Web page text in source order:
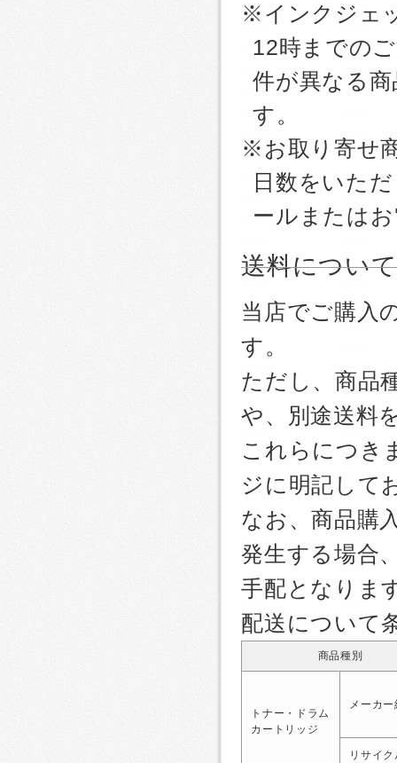
※インクジェ
12時までの
件が異なる
す。
※お取り寄せ
日数をいた
ールまたは
送料について
当店でご購入
す。
ただし、商品
や、別途送料
これらにつき
ジに明記して
なお、商品購
発生する場合
手配となりま
配送について
商品種別
トナー・ドラム
カートリッジ
メーカ
リサイ